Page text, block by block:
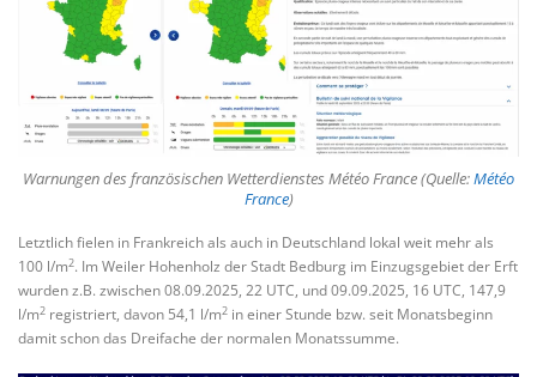
Warnungen des französischen Wetterdienstes Météo France (Quelle:Météo
France)
Letztlich fielen in Frankreich als auch in Deutschland lokal weit mehr als
100 l/m2. Im Weiler Hohenholz der Stadt Bedburg im Einzugsgebiet der Erft
wurden z.B. zwischen 08.09.2025, 22 UTC, und 09.09.2025, 16 UTC, 147,9
l/m2 registriert, davon 54,1 l/m2 in einer Stunde bzw. seit Monatsbeginn
damit schon das Dreifache der normalen Monatssumme.